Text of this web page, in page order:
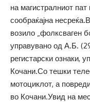
на магистралниот
сообраќајна
возило „фолксваген
управувано од А.Б.
регистарски ознаки,
Кочани.Со тешки
мотоциклот, а
во Кочани.Увид на